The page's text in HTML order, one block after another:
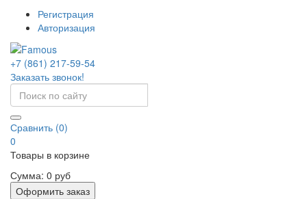
Регистрация
Авторизация
+7 (861) 217-59-54
Заказать звонок!
Сравнить (0)
0
Товары в корзине
Сумма: 0 руб
Оформить заказ